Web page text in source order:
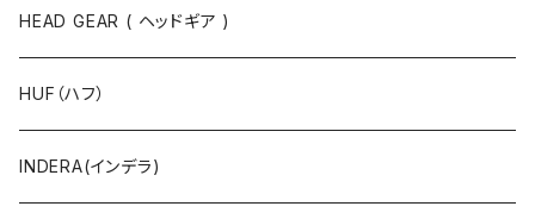
ジャケット
ニット
ボトムス
HEAD GEAR ( ヘッドギア )
HUF（ハフ）
INDERA(インデラ)